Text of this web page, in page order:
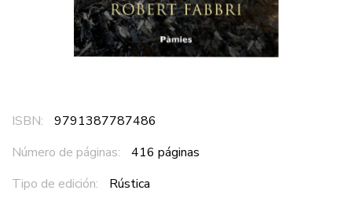
ISBN:
9791387787486
Número de páginas:
416 páginas
Tipo de edición:
Rústica